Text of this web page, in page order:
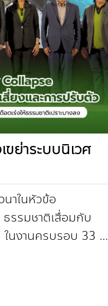
ย่าระบบนิเวศ
นาในหัวข้อ
รรมชาติเสื่อมกับ
ในงานครบรอบ 33 ปี
ล้อมไ...